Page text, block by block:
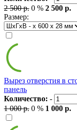
2 500 р. 0 % 2 500 р.
Размер:
Вырез отверстия в
панель
Количество: -
1 000 р. 0 % 1 000 р.